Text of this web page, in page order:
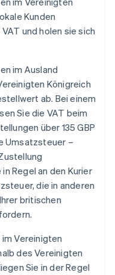
Kunden
und holen sie sich
im Ausland
Königreich
ab. Bei einem
Sie die VAT beim
über 135 GBP
Umsatzsteuer –
Regel an den Kurier
die in anderen
britischen
Vereinigten
des Vereinigten
Sie in der Regel